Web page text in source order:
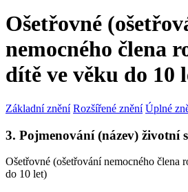
Ošetřovné
nemocného člena
dítě ve věku do 10
Základní znění Rozšířené znění Úplné
3. Pojmenování (název) životní
Ošetřovné (ošetřování nemocného člena
do 10 let)